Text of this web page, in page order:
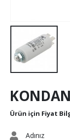
Ürün için Fiyat
Adınız